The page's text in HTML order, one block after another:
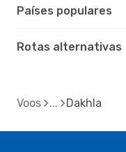
Países populares
Rotas alternativas
Voos Dakhla